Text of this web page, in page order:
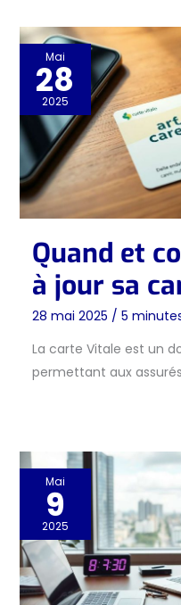
Mai
28
2025
Quand et
à jour sa
28 mai 2025 / 5
La carte Vitale est un
permettant aux
Mai
9
2025